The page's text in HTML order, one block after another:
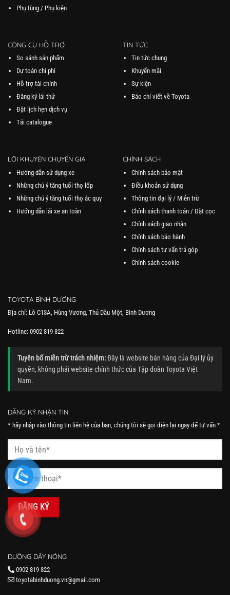
Phụ tùng / Phụ kiện
CÔNG CỤ HỖ TRỢ
So sánh sản phẩm
Dự toán chi phí
Hỗ trợ tài chính
Đăng ký lái thử
Đặt lịch hẹn dịch vụ
Tải catalogue
TIN TỨC
Tin tức chung
Khuyến mãi
Sự kiện
Báo chí viết về Toyota
LỜI KHUYÊN CHUYÊN GIA
Hướng dẫn sử dụng xe
Những chú ý tăng tuổi thọ lốp
Những chú ý tăng tuổi thọ ác quy
Hướng dẫn lái xe an toàn
CHÍNH SÁCH
Chính sách bảo mật
Điều khoản sử dụng
Thông tin đại lý / Miễn trừ
Chính sách thanh toán / Đặt cọc
Chính sách giao nhận
Chính sách bảo hành
Chính sách tư vấn trả góp
Chính sách cookie
TOYOTA BÌNH DƯƠNG
Địa chỉ: Lô C13A, Hùng Vương, Thủ Dầu Một, Bình Dương
Hotline: 0902 819 822
Tuyên bố miễn trừ trách nhiệm:Đây là website bán hàng của Đại lý ủy
quyền, không phải website chính thức của Tập đoàn Toyota Việt
Nam.
ĐĂNG KÝ NHẬN TIN
* hãy nhập vào thông tin liên hệ của bạn, chúng tôi sẽ gọi điện lại ngay để tư vấn *
ĐƯỜNG DÂY NÓNG
0902 819 822
toyotabinhduong.vn@gmail.com